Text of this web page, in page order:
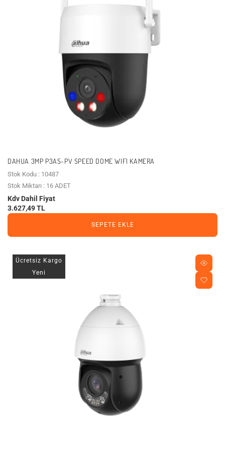
DAHUA 3MP P3AS-PV SPEED DOME WIFI KAMERA
Stok Kodu : 10487
Stok Miktarı : 16 ADET
Kdv Dahil Fiyat
3.627,49 TL
SEPETE EKLE
Ücretsiz Kargo
Yeni